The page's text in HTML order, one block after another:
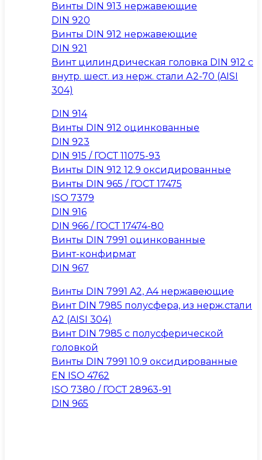
Винты DIN 913 нержавеющие
DIN 920
Винты DIN 912 нержавеющие
DIN 921
Винт цилиндрическая головка DIN 912 с
внутр. шест. из нерж. стали А2-70 (AISI
304)
DIN 914
Винты DIN 912 оцинкованные
DIN 923
DIN 915 / ГОСТ 11075-93
Винты DIN 912 12.9 оксидированные
Винты DIN 965 / ГОСТ 17475
ISO 7379
DIN 916
DIN 966 / ГОСТ 17474-80
Винты DIN 7991 оцинкованные
Винт-конфирмат
DIN 967
Винты DIN 7991 A2, A4 нержавеющие
Винт DIN 7985 полусфера, из нерж.стали
А2 (AISI 304)
Винт DIN 7985 с полусферической
головкой
Винты DIN 7991 10.9 оксидированные
EN ISO 4762
ISO 7380 / ГОСТ 28963-91
DIN 965